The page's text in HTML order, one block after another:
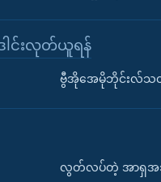
ါင်းလုတ်ယူရန်
ဗွီအိုအေမိုဘိုင်းလ်သတ
လွတ်လပ်တဲ့ အာရှအ